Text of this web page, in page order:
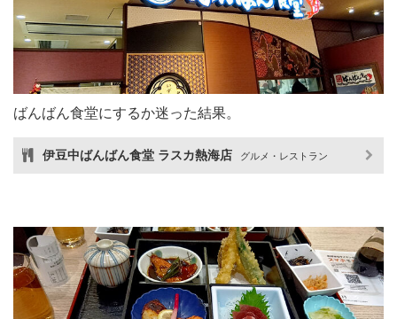
ばんばん食堂にするか迷った結果。
伊豆中ばんばん食堂 ラスカ熱海店 グルメ・レストラン